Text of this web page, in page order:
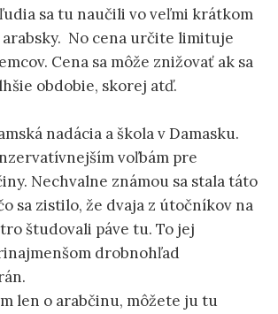
sa tu naučili vo veľmi krátkom
arabsky. No cena určite limituje
Cena sa môže znižovať ak sa
obdobie, skorej atď.
nadácia a škola v Damasku.
voľbám pre
Nechvalne známou sa stala táto
sa zistilo, že dvaja z útočníkov na
študovali páve tu. To jej
drobnohľad
len o arabčinu, môžete ju tu